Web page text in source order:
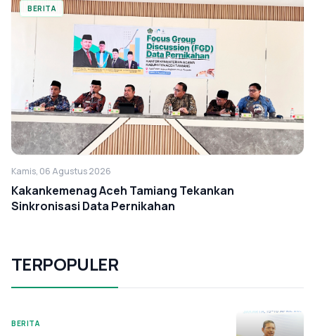
BERITA
Kamis, 06 Agustus 2026
Kakankemenag Aceh Tamiang Tekankan
Sinkronisasi Data Pernikahan
TERPOPULER
BERITA